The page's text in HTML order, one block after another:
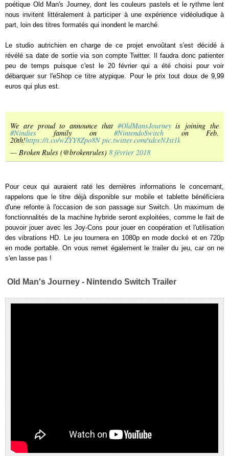
poétique Old Man's Journey, dont les couleurs pastels et le rythme lent
nous invitent littéralement à participer à une expérience vidéoludique à
part, loin des titres formatés qui inondent le marché.
Le studio autrichien en charge de ce projet envoûtant s'est décidé à
révélé sa date de sortie via son compte Twitter. Il faudra donc patienter
peu de temps puisque c'est le 20 février qui a été choisi pour voir
débarquer sur l'eShop ce titre atypique. Pour le prix tout doux de 9,99
euros qui plus est.
We are proud to announce that #OldMansJourneyis joining the
#Nindiesfamily on#NintendoSwitch on Feb.
20th!https://t.co/wZYY8Zpo8N pic.twitter.com/xdceNJxt1k
— Broken Rules (@brokenrules) 8 février 2018
Pour ceux qui auraient raté les dernières informations le concernant,
rappelons que le titre déjà disponible sur mobile et tablette bénéficiera
d'une refonte à l'occasion de son passage sur Switch. Un maximum de
fonctionnalités de la machine hybride seront exploitées, comme le fait de
pouvoir jouer avec les Joy-Cons pour jouer en coopération et l'utilisation
des vibrations HD. Le jeu tournera en 1080p en mode docké et en 720p
en mode portable. On vous remet également le trailer du jeu, car on ne
s'en lasse pas !
Old Man's Journey - Nintendo Switch Trailer